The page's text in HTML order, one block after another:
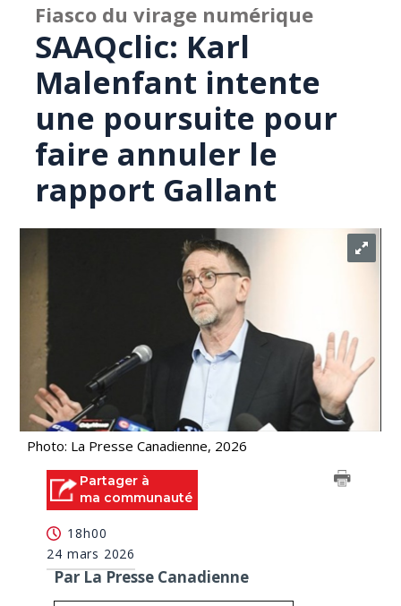
Fiasco du virage numérique
SAAQclic: Karl
Malenfant intente
une poursuite pour
faire annuler le
rapport Gallant
Photo: La Presse Canadienne, 2026
Partager à
ma communauté
18h00
24 mars 2026
Par La Presse Canadienne